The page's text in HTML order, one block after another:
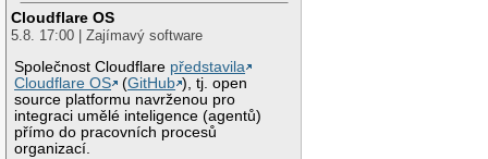
Cloudflare OS
5.8. 17:00 | Zajímavý software
Společnost Cloudflare představila
Cloudflare OS
(GitHub ), tj. open
source platformu navrženou pro
integraci umělé inteligence (agentů)
přímo do pracovních procesů
organizací.